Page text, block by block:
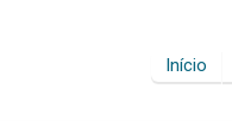
Início